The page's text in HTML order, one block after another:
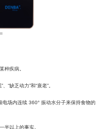
种疾病。
“缺乏动力”和“衰老”。
场内连续 360° 振动水分子来保持食物的
半以上的事实。